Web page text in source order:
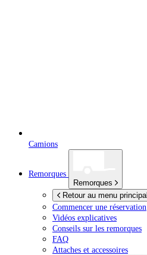
Camions
Remorques
Remorques
Retour au menu principal
Commencer une réservation
Vidéos explicatives
Conseils sur les remorques
FAQ
Attaches et accessoires